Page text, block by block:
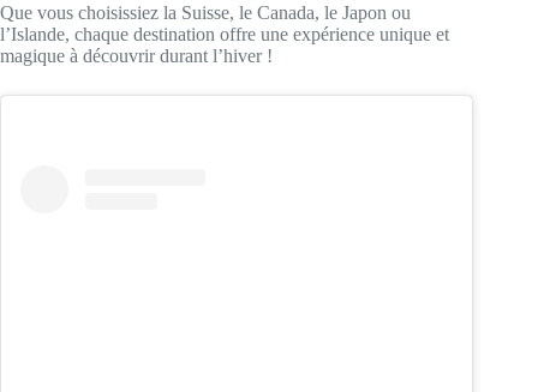
Que vous choisissiez la Suisse, le Canada, le Japon ou
l’Islande, chaque destination offre une expérience unique et
magique à découvrir durant l’hiver !